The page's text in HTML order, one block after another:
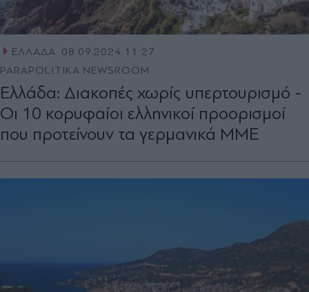
ΕΛΛΑΔΑ 08.09.2024 11:27
PARAPOLITIKA NEWSROOM
Ελλάδα: Διακοπές χωρίς υπερτουρισμό -
Οι 10 κορυφαίοι ελληνικοί προορισμοί
που προτείνουν τα γερμανικά ΜΜΕ